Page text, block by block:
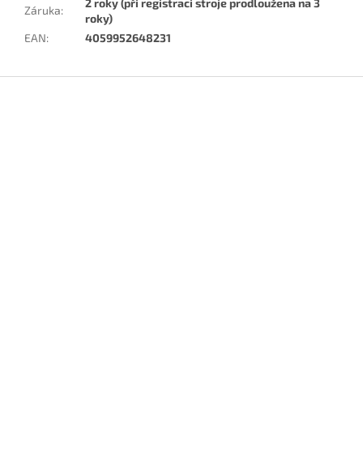
Záruka:
2 roky (při registraci stroje prodloužena na 3
roky)
EAN: 4059952648231